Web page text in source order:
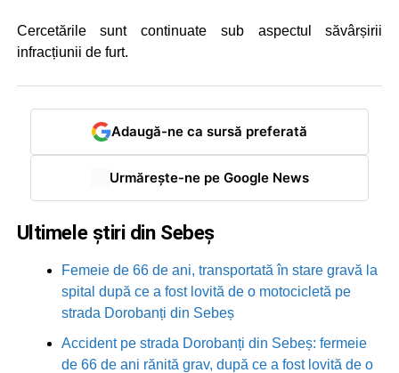
Cercetările sunt continuate sub aspectul săvârșirii
infracțiunii de furt.
Adaugă-ne ca sursă preferată
Urmărește-ne pe Google News
Ultimele știri din Sebeș
Femeie de 66 de ani, transportată în stare gravă la
spital după ce a fost lovită de o motocicletă pe
strada Dorobanți din Sebeș
Accident pe strada Dorobanți din Sebeș: fermeie
de 66 de ani rănită grav, după ce a fost lovită de o